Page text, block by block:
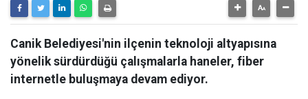
Canik Belediyesi'nin ilçenin teknoloji altyapısına
yönelik sürdürdüğü çalışmalarla haneler, fiber
internetle buluşmaya devam ediyor.